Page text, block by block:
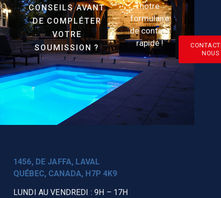
CONSEILS AVANT
DE COMPLÉTER
VOTRE
SOUMISSION ?
notre
formulaire
de contact
rapide !
NOUS
1456, DE JAFFA, LAVAL
QUÉBEC, CANADA, H7P 4K9
LUNDI AU VENDREDI : 9H – 17H